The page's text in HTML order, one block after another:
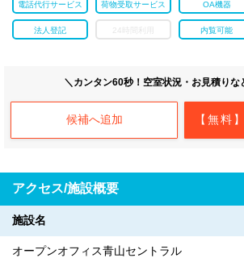
電話代行サービス 荷物受取サービス OA機器
法人登記 24時間利用 内覧可能
＼カンタン60秒！空室状況・お見積りな
【無料
候補へ追加
アクセス/施設概要
施設名
オープンオフィス青山セントラル